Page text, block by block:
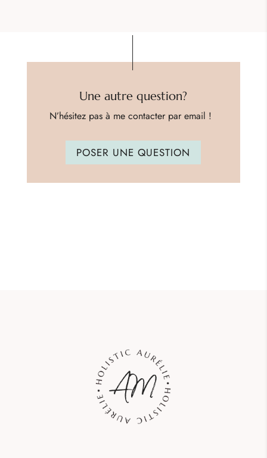
Une autre question?
N’hésitez pas à me contacter par email !
POSER UNE QUESTION